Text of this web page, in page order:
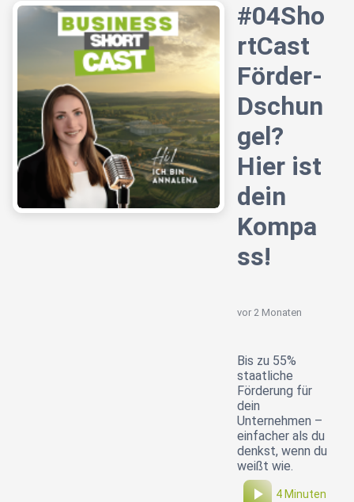
#04Sho
rtCast
Förder-
Dschun
gel?
Hier ist
dein
Kompa
ss!
vor 2 Monaten
Bis zu 55%
staatliche
Förderung für
dein
Unternehmen –
einfacher als du
denkst, wenn du
weißt wie.
4 Minuten